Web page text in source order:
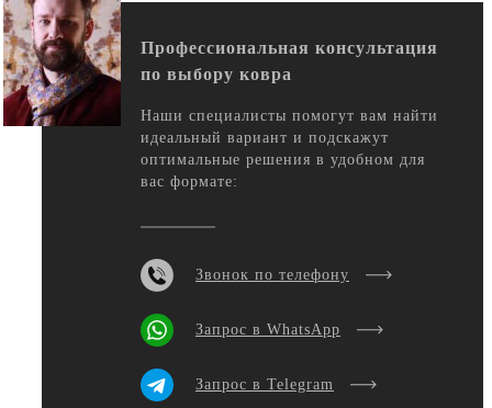
Профессиональная консультация
по выбору ковра
Наши специалисты помогут вам найти
идеальный вариант и подскажут
оптимальные решения в удобном для
вас формате:
Звонок по телефону
Запрос в WhatsApp
Запрос в Telegram